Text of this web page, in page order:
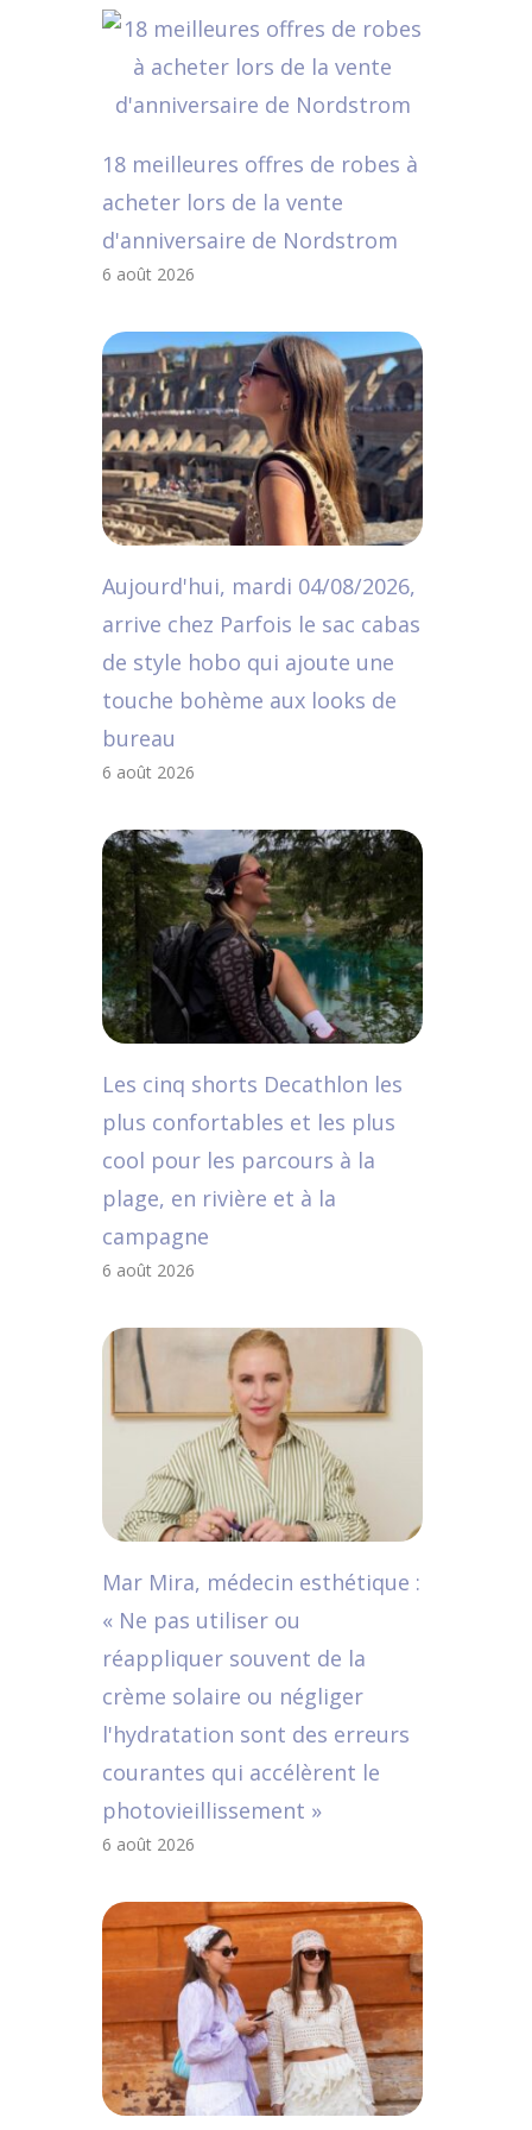
18 meilleures offres de robes à
acheter lors de la vente
d'anniversaire de Nordstrom
6 août 2026
Aujourd'hui, mardi 04/08/2026,
arrive chez Parfois le sac cabas
de style hobo qui ajoute une
touche bohème aux looks de
bureau
6 août 2026
Les cinq shorts Decathlon les
plus confortables et les plus
cool pour les parcours à la
plage, en rivière et à la
campagne
6 août 2026
Mar Mira, médecin esthétique :
« Ne pas utiliser ou
réappliquer souvent de la
crème solaire ou négliger
l'hydratation sont des erreurs
courantes qui accélèrent le
photovieillissement »
6 août 2026